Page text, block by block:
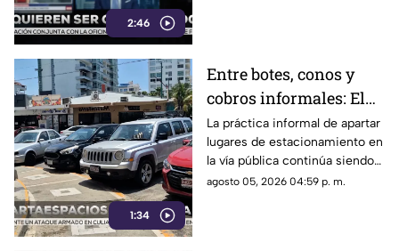
2:46
1:34
Entre botes, conos y
cobros informales: El
calvario de
estacionarse en la
Costera de Acapulco
La práctica informal de apartar
lugares de estacionamiento en
la vía pública continúa siendo
un tema de constante debate y
agosto 05, 2026 04:59 p. m.